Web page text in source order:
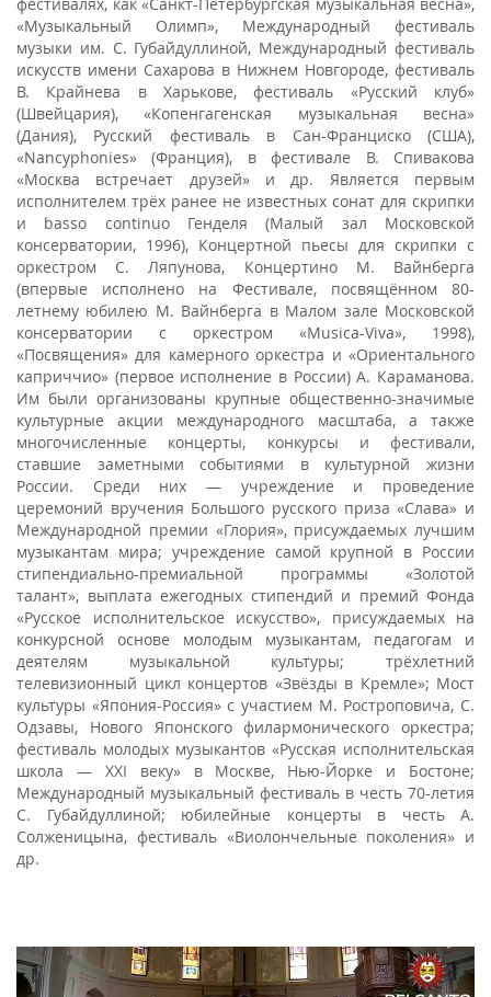
фестивалях, как «Санкт-Петербургская музыкальная весна»,
«Музыкальный Олимп», Международный фестиваль
музыки им. С. Губайдуллиной, Международный фестиваль
искусств имени Сахарова в Нижнем Новгороде, фестиваль
В. Крайнева в Харькове, фестиваль «Русский клуб»
(Швейцария), «Копенгагенская музыкальная весна»
(Дания), Русский фестиваль в Сан-Франциско (США),
«Nancyphonies» (Франция), в фестивале В. Спивакова
«Москва встречает друзей» и др. Является первым
исполнителем трёх ранее не известных сонат для скрипки
и basso continuo Генделя (Малый зал Московской
консерватории, 1996), Концертной пьесы для скрипки с
оркестром С. Ляпунова, Концертино М. Вайнберга
(впервые исполнено на Фестивале, посвящённом 80-
летнему юбилею М. Вайнберга в Малом зале Московской
консерватории с оркестром «Musica-Viva», 1998),
«Посвящения» для камерного оркестра и «Ориентального
каприччио» (первое исполнение в России) А. Караманова.
Им были организованы крупные общественно-значимые
культурные акции международного масштаба, а также
многочисленные концерты, конкурсы и фестивали,
ставшие заметными событиями в культурной жизни
России. Среди них — учреждение и проведение
церемоний вручения Большого русского приза «Слава» и
Международной премии «Глория», присуждаемых лучшим
музыкантам мира; учреждение самой крупной в России
стипендиально-премиальной программы «Золотой
талант», выплата ежегодных стипендий и премий Фонда
«Русское исполнительское искусство», присуждаемых на
конкурсной основе молодым музыкантам, педагогам и
деятелям музыкальной культуры; трёхлетний
телевизионный цикл концертов «Звёзды в Кремле»; Мост
культуры «Япония-Россия» с участием М. Ростроповича, С.
Одзавы, Нового Японского филармонического оркестра;
фестиваль молодых музыкантов «Русская исполнительская
школа — XXI веку» в Москве, Нью-Йорке и Бостоне;
Международный музыкальный фестиваль в честь 70-летия
С. Губайдуллиной; юбилейные концерты в честь А.
Солженицына, фестиваль «Виолончельные поколения» и
др.